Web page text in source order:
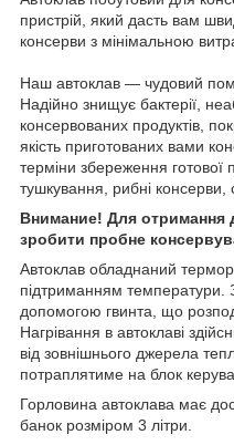
пристрій, який дасть вам
консерви з мінімальною
Наш автоклав — чудовий
Надійно знищує бактерії,
консервованих продуктів,
якість приготованих вами
терміни збереження готової
тушкування, рибні консерви,
Внимание! Для отримання
зробити пробне
Автоклав обладнаний
підтриманням температури.
допомогою гвинта, що
Нагрівання в автоклаві
від зовнішнього джерела
потраплятиме на блок
Горловина автоклава має
банок розміром 3 літри.